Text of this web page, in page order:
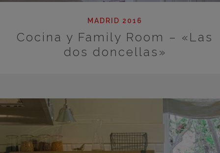
MADRID 2016
Cocina y Family Room – «Las
dos doncellas»